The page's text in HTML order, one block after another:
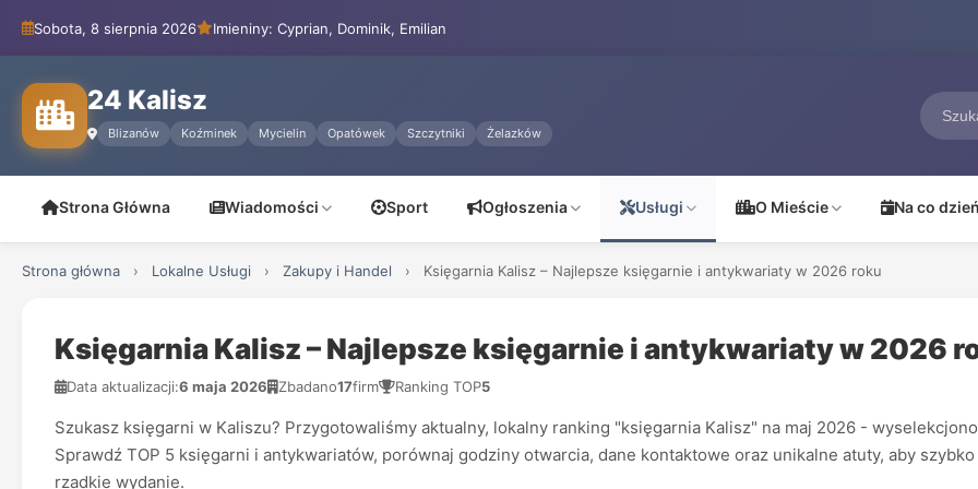
Sobota, 8 sierpnia 2026 Imieniny: Cyprian, Dominik, Emilian
24 Kalisz
Blizanów Koźminek Mycielin Opatówek Szczytniki Żelazków
Strona Główna Wiadomości Sport Ogłoszenia Usługi O Mieście Na co
Strona główna › Lokalne Usługi › Zakupy i Handel › Księgarnia Kalisz – Najlepsze księgarnie i antykwariaty w 2026 roku
Księgarnia Kalisz – Najlepsze księgarnie i antykwariaty w 2026
Data aktualizacji:6 maja 2026 Zbadano17firm Ranking TOP5
Szukasz księgarni w Kaliszu? Przygotowaliśmy aktualny, lokalny ranking "księgarnia Kalisz" na maj 2026 -
Sprawdź TOP 5 księgarni i antykwariatów, porównaj godziny otwarcia, dane kontaktowe oraz unikalne atuty, aby
rzadkie wydanie.